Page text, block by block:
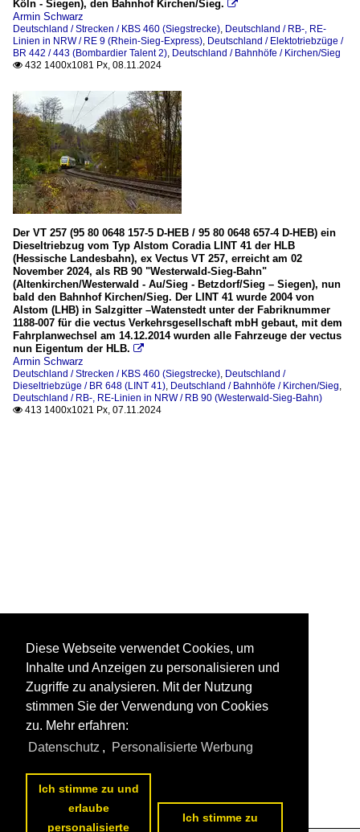
Köln - Siegen), den Bahnhof Kirchen/Sieg. 
Armin Schwarz
Deutschland / Strecken / KBS 460 (Siegstrecke) Deutschland / RB-, RE-
Linien in NRW / RE 9 (Rhein-Sieg-Express) Deutschland / Elektotriebzüge /
BR 442 / 443 (Bombardier Talent 2) Deutschland / Bahnhöfe / Kirchen/Sieg
 432 1400x1081 Px, 08.11.2024
Der VT 257 (95 80 0648 157-5 D-HEB / 95 80 0648 657-4 D-HEB) ein
Dieseltriebzug vom Typ Alstom Coradia LINT 41 der HLB
(Hessische Landesbahn), ex Vectus VT 257, erreicht am 02
November 2024, als RB 90 "Westerwald-Sieg-Bahn"
(Altenkirchen/Westerwald - Au/Sieg - Betzdorf/Sieg – Siegen), nun
bald den Bahnhof Kirchen/Sieg. Der LINT 41 wurde 2004 von
Alstom (LHB) in Salzgitter –Watenstedt unter der Fabriknummer
1188-007 für die vectus Verkehrsgesellschaft mbH gebaut, mit dem
Fahrplanwechsel am 14.12.2014 wurden alle Fahrzeuge der vectus
nun Eigentum der HLB. 
Armin Schwarz
Deutschland / Strecken / KBS 460 (Siegstrecke) Deutschland /
Dieseltriebzüge / BR 648 (LINT 41) Deutschland / Bahnhöfe / Kirchen/Sieg
Deutschland / RB-, RE-Linien in NRW / RB 90 (Westerwald-Sieg-Bahn)
 413 1400x1021 Px, 07.11.2024
Diese Webseite verwendet Cookies, um
Inhalte und Anzeigen zu personalisieren und
Zugriffe zu analysieren. Mit der Nutzung
stimmen Sie der Verwendung von Cookies
zu. Mehr erfahren:
Datenschutz , Personalisierte Werbung
Ich stimme zu und
erlaube
personalisierte
Ich stimme zu